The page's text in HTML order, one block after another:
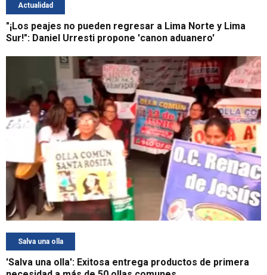
Actualidad
"¡Los peajes no pueden regresar a Lima Norte y Lima
Sur!": Daniel Urresti propone 'canon aduanero'
Salva una olla
'Salva una olla': Exitosa entrega productos de primera